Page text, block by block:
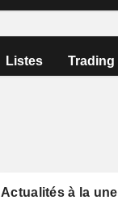
Listes Trading
Actualités à la une